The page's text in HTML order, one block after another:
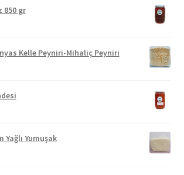
850 gr
Kelle Peyniri-Mihaliç Peyniri
Yağlı Yumuşak